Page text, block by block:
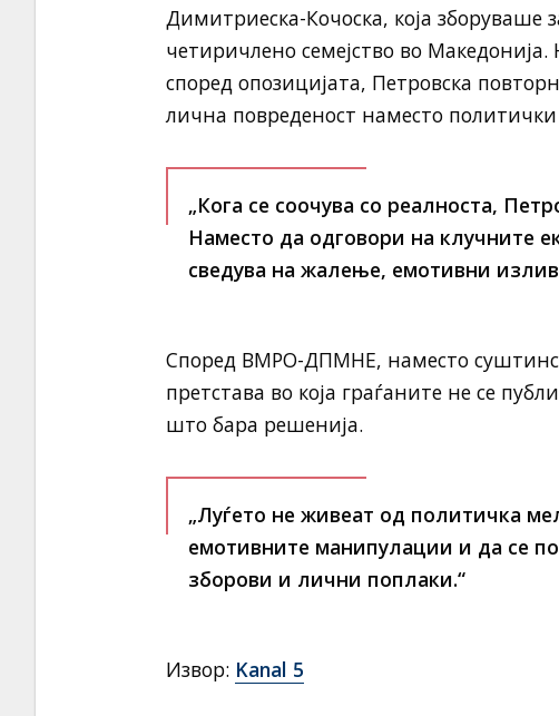
Димитриеска-Кочоска, која
четиричлено семејство во
според опозицијата, Петровска
лична повреденост наместо
„Кога се соочува со реалноста,
Наместо да одговори на клучните
сведува на жалење, емотивни
Според ВМРО-ДПМНЕ, наместо
претстава во која граѓаните не се
што бара решенија.
„Луѓето не живеат од политичка
емотивните манипулации и да се
зборови и лични поплаки.“
Извор: Kanal 5